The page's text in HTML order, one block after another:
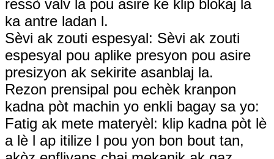
ressò valv la pou asire ke klip blokaj la
ka antre ladan l.
Sèvi ak zouti espesyal: Sèvi ak zouti
espesyal pou aplike presyon pou asire
presizyon ak sekirite asanblaj la.
Rezon prensipal pou echèk kranpon
kadna pòt machin yo enkli bagay sa yo:
Fatig ak mete materyèl: klip kadna pòt lè
a lè l ap itilize l pou yon bon bout tan,